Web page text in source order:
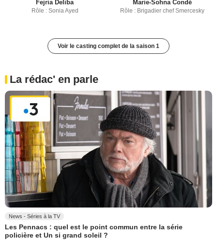
Fejria Deliba
Rôle : Sonia Ayed
Marie-Sohna Condé
Rôle : Brigadier chef Smercesky
Voir le casting complet de la saison 1
La rédac' en parle
News - Séries à la TV
Les Pennacs : quel est le point commun entre la série
policière et Un si grand soleil ?